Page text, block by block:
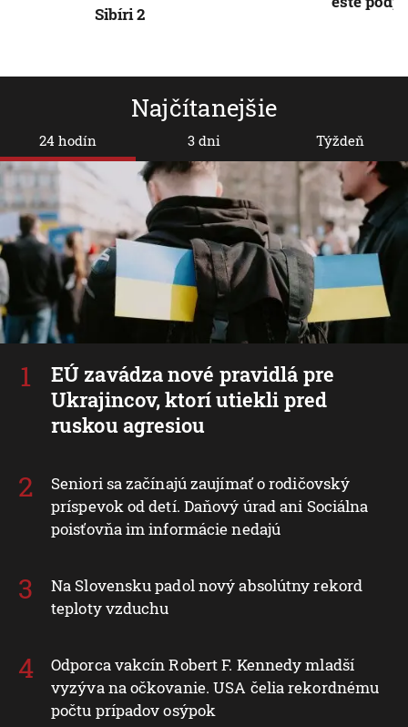
Najčítanejšie
24 hodín
EÚ zavádza nové pravidlá pre
Ukrajincov, ktorí utiekli pred
ruskou agresiou
Seniori sa začínajú zaujímať o rodičovský
príspevok od detí. Daňový úrad ani Sociálna
poisťovňa im informácie nedajú
Na Slovensku padol nový absolútny rekord
teploty vzduchu
Odporca vakcín Robert F. Kennedy mladší
vyzýva na očkovanie. USA čelia rekordnému
počtu prípadov osýpok
3 dni Týždeň
Sibíri 2